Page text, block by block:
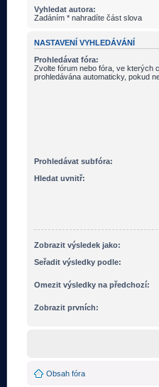
Vyhledat autora:
Zadáním * nahradíte část slova
NASTAVENÍ VYHLEDÁVÁNÍ
Prohledávat fóra:
Zvolte fórum nebo fóra, ve kterých
prohledávána automaticky, pokud
Prohledávat subfóra:
Hledat uvnitř:
Zobrazit výsledek jako:
Seřadit výsledky podle:
Omezit výsledky na předchozí:
Zobrazit prvních:
Obsah fóra